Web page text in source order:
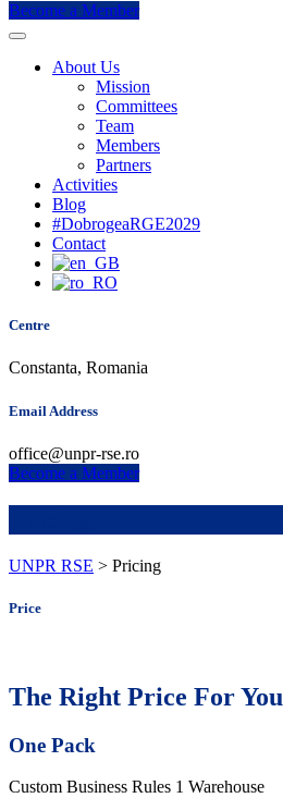
Become a Member
About Us
Mission
Committees
Team
Members
Partners
Activities
Blog
#DobrogeaRGE2029
Contact
Centre
Constanta, Romania
Email Address
office@unpr-rse.ro
Become a Member
UNPR RSE > Pricing
Price
The Right Price For You
One Pack
Custom Business Rules 1 Warehouse